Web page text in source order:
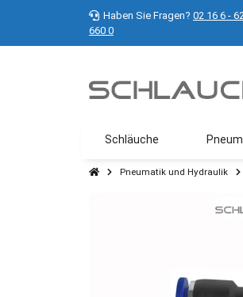
Haben Sie Fragen? 02 16 6 -
660 0
Schläuche
Pneumatik und Hydraulik